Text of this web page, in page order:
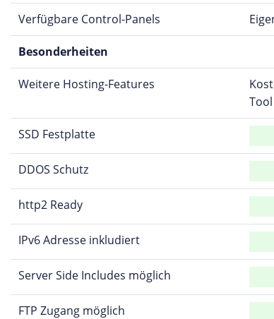
Verfügbare Control-Panels
Besonderheiten
Weitere Hosting-Features
Tool
SSD Festplatte
DDOS Schutz
http2 Ready
IPv6 Adresse inkludiert
Server Side Includes möglich
FTP Zugang möglich